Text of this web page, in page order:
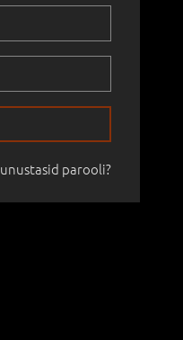
unustasid parooli?